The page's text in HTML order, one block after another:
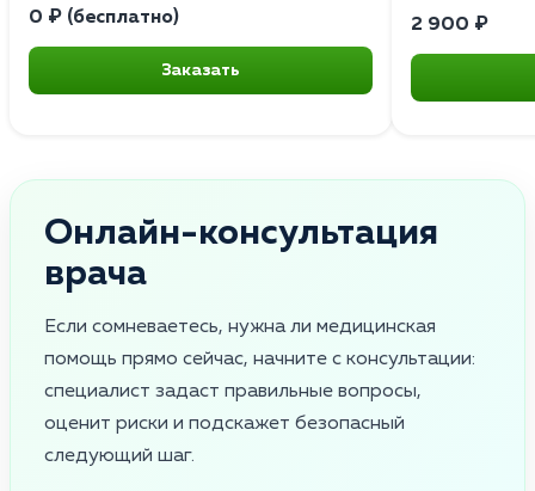
0 ₽ (бесплатно)
Заказать
2 900 ₽
Онлайн-консультация
врача
Если сомневаетесь, нужна ли медицинская
помощь прямо сейчас, начните с консультации:
специалист задаст правильные вопросы,
оценит риски и подскажет безопасный
следующий шаг.